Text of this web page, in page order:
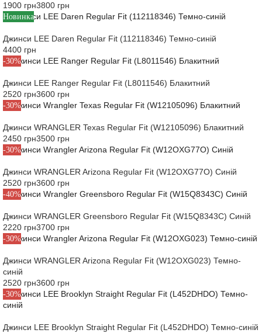
1900 грн3800 грн
Новинка
Джинси LEE Daren Regular Fit (112118346) Темно-синій
4400 грн
-30%
Джинси LEE Ranger Regular Fit (L8011546) Блакитний
2520 грн3600 грн
-30%
Джинси WRANGLER Texas Regular Fit (W12105096) Блакитний
2450 грн3500 грн
-30%
Джинси WRANGLER Arizona Regular Fit (W12OXG77O) Синій
2520 грн3600 грн
-40%
Джинси WRANGLER Greensboro Regular Fit (W15Q8343C) Синій
2220 грн3700 грн
-30%
Джинси WRANGLER Arizona Regular Fit (W12OXG023) Темно-
синій
2520 грн3600 грн
-30%
Джинси LEE Brooklyn Straight Regular Fit (L452DHDO) Темно-синій